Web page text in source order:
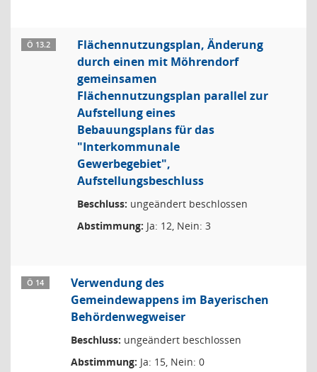
Ö 13.2
Flächennutzungsplan, Änderung
durch einen mit Möhrendorf
gemeinsamen
Flächennutzungsplan parallel zur
Aufstellung eines
Bebauungsplans für das
"Interkommunale
Gewerbegebiet",
Aufstellungsbeschluss
Beschluss: ungeändert beschlossen
Abstimmung: Ja: 12, Nein: 3
Ö 14
Verwendung des
Gemeindewappens im Bayerischen
Behördenwegweiser
Beschluss: ungeändert beschlossen
Abstimmung: Ja: 15, Nein: 0